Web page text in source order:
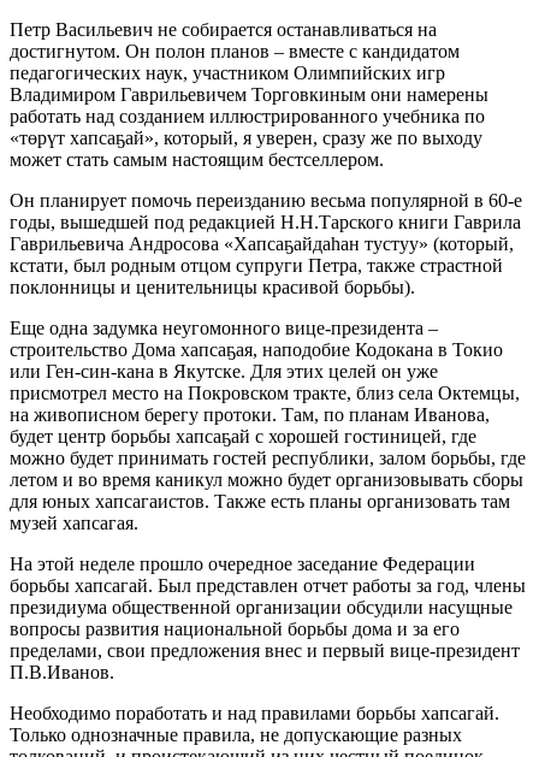
Петр Васильевич не собирается останавливаться на
достигнутом. Он полон планов – вместе с кандидатом
педагогических наук, участником Олимпийских игр
Владимиром Гаврильевичем Торговкиным они намерены
работать над созданием иллюстрированного учебника по
«төрүт хапсаҕай», который, я уверен, сразу же по выходу
может стать самым настоящим бестселлером.
Он планирует помочь переизданию весьма популярной в 60-е
годы, вышедшей под редакцией Н.Н.Тарского книги Гаврила
Гаврильевича Андросова «Хапсаҕайдаhан тустуу» (который,
кстати, был родным отцом супруги Петра, также страстной
поклонницы и ценительницы красивой борьбы).
Еще одна задумка неугомонного вице-президента –
строительство Дома хапсаҕая, наподобие Кодокана в Токио
или Ген-син-кана в Якутске. Для этих целей он уже
присмотрел место на Покровском тракте, близ села Октемцы,
на живописном берегу протоки. Там, по планам Иванова,
будет центр борьбы хапсаҕай с хорошей гостиницей, где
можно будет принимать гостей республики, залом борьбы, где
летом и во время каникул можно будет организовывать сборы
для юных хапсагаистов. Также есть планы организовать там
музей хапсагая.
На этой неделе прошло очередное заседание Федерации
борьбы хапсагай. Был представлен отчет работы за год, члены
президиума общественной организации обсудили насущные
вопросы развития национальной борьбы дома и за его
пределами, свои предложения внес и первый вице-президент
П.В.Иванов.
Необходимо поработать и над правилами борьбы хапсагай.
Только однозначные правила, не допускающие разных